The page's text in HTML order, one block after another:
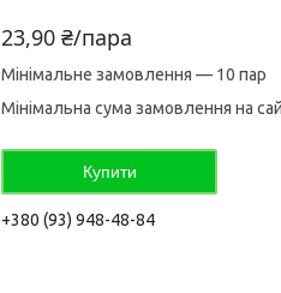
23,90 ₴/пара
Мінімальне замовлення — 10 пар
Мінімальна сума замовлення на
Купити
+380 (93) 948-48-84